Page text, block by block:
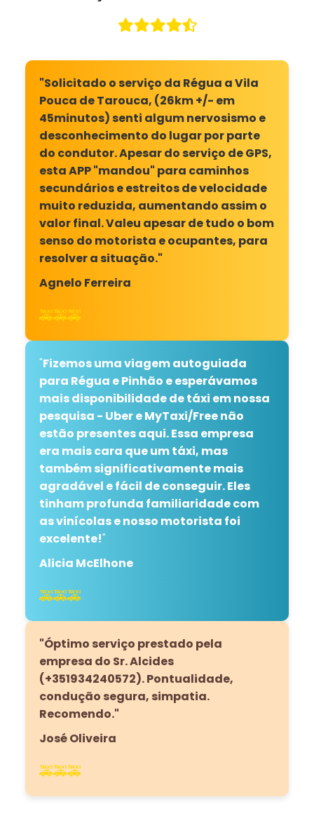
"Solicitado o serviço da Régua a Vila
Pouca de Tarouca, (26km +/- em
45minutos) senti algum nervosismo e
desconhecimento do lugar por parte
do condutor. Apesar do serviço de GPS,
esta APP "mandou" para caminhos
secundários e estreitos de velocidade
muito reduzida, aumentando assim o
valor final. Valeu apesar de tudo o bom
senso do motorista e ocupantes, para
resolver a situação."
Agnelo Ferreira
🚕🚕🚕
"Fizemos uma viagem autoguiada
para Régua e Pinhão e esperávamos
mais disponibilidade de táxi em nossa
pesquisa - Uber e MyTaxi/Free não
estão presentes aqui. Essa empresa
era mais cara que um táxi, mas
também significativamente mais
agradável e fácil de conseguir. Eles
tinham profunda familiaridade com
as vinícolas e nosso motorista foi
excelente!"
Alicia McElhone
🚕🚕🚕
"Óptimo serviço prestado pela
empresa do Sr. Alcides
(+351934240572). Pontualidade,
condução segura, simpatia.
Recomendo."
José Oliveira
🚕🚕🚕